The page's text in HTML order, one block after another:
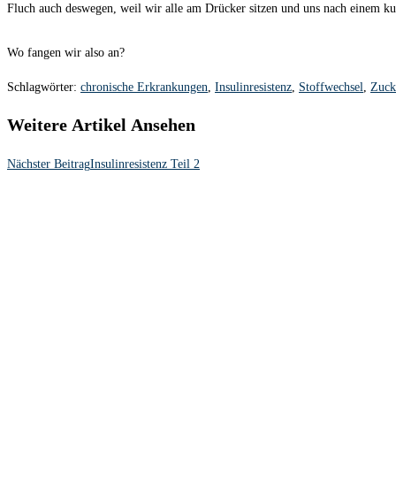
Fluch auch deswegen, weil wir alle am Drücker sitzen und uns nach einem
Wo fangen wir also an?
Schlagwörter: chronische Erkrankungen, Insulinresistenz, Stoffwechsel,
Weitere Artikel Ansehen
Nächster BeitragInsulinresistenz Teil 2